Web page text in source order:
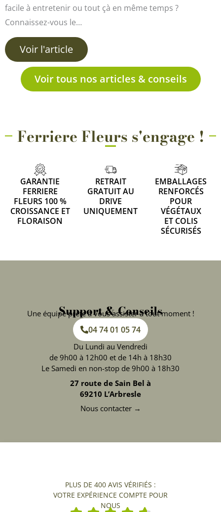
facile à entretenir ou tout çà en même temps ?
Connaissez-vous le…
Voir l'article
Voir tous nos articles & conseils
Ferriere Fleurs s'engage !
GARANTIE
FERRIERE
FLEURS 100 %
CROISSANCE ET
FLORAISON
RETRAIT
GRATUIT AU
DRIVE
UNIQUEMENT
EMBALLAGES
RENFORCÉS
POUR
VÉGÉTAUX
ET COLIS
SÉCURISÉS
Support & Conseils
Une équipe prête à vous assister à tout moment !
04 74 01 05 74
Du Lundi au Vendredi
de 9h00 à 12h00 et de 14h à 18h30
Le Samedi en non-stop de 9h00 à 18h30
27 route de Sain Bel à
69210 L’Arbresle
Nous contacter →
PLUS DE 400 AVIS VÉRIFIÉS :
VOTRE EXPÉRIENCE COMPTE POUR
NOUS